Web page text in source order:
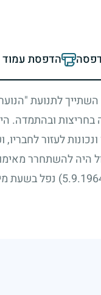
הדפסת
לתנועת
בחריצות ובהתמדה.
לעזור לחבריו,
היה להשתחרר
נפל בשעת